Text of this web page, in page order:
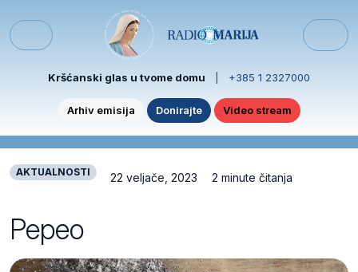
Menu
Kršćanski glas u tvome domu +385 1 2327000
Arhiv emisija Donirajte Video stream
AKTUALNOSTI 22 veljače, 2023 2 minute čitanja
Pepeo